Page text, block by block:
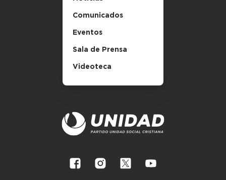
Comunicados
Eventos
Sala de Prensa
Videoteca